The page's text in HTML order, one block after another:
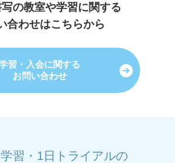
写の教室や学習に関する
合わせはこちらから
習・入会に関する
お問い合わせ
習・1日トライアルの